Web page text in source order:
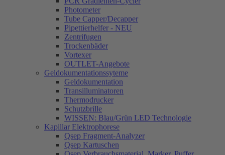
Photometer
Tube Capper/Decapper
Pipettierhelfer - NEU
Zentrifugen
Trockenbäder
Vortexer
OUTLET-Angebote
Geldokumentationssyteme
Geldokumentation
Transilluminatoren
Thermodrucker
Schutzbrille
WISSEN: Blau/Grün LED Technologie
Kapillar Elektrophorese
Qsep Fragment-Analyzer
Qsep Kartuschen